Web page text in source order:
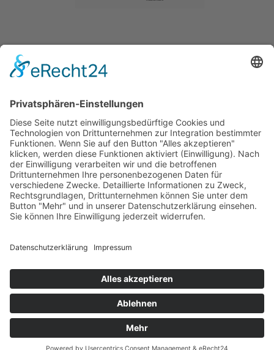
SERVICE
Versandkostentabelle
Blog
Erklärung zur Barrierefreiheit
AGB
Öffnungszeiten
Versandpartner
Verfügbarkeiten
Zahlung und Versand
Datenschutz